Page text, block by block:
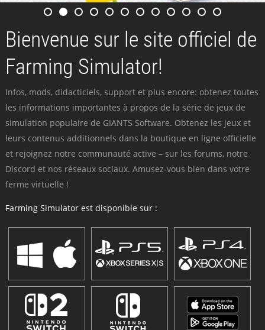
Bienvenue sur le site officiel de
Farming Simulator!
Infos, mods, didacticiels, support et plus encore: obtenez toutes
les informations importantes à propos de la série de jeux de
simulation populaire de GIANTS Software. Obtenez les jeux et
leurs contenus additionnels dans la boutique en ligne officielle
et rejoignez notre communauté active – sur les forums, notre
Discord et nos réseaux sociaux. Amusez-vous bien dans votre
ferme virtuelle !
Farming Simulator est disponible sur :